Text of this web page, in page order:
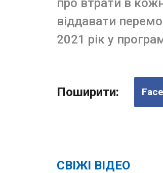
про втрати в
віддавати
2021 рік у
Поширити:
СВІЖІ ВІДЕО